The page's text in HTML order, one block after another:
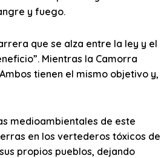
y fuego.
que se alza entre la ley y el
Mientras la Camorra
tienen el mismo objetivo y,
medioambientales de este
en los vertederos tóxicos de
propios pueblos, dejando